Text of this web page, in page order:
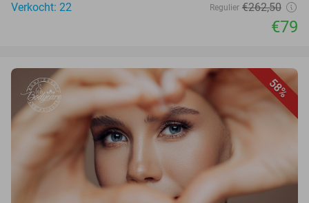
Verkocht: 22
Regulier €262,50
€79
58%